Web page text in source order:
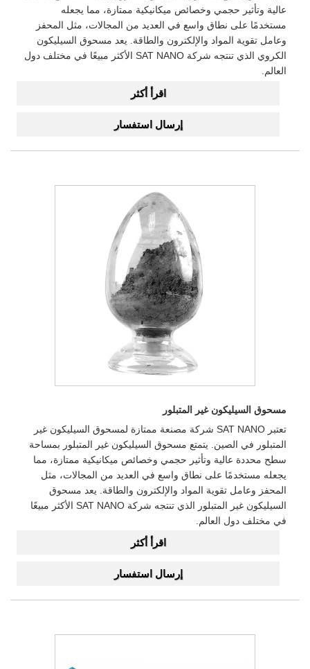
عالية وتأثير حجمي وخصائص ميكانيكية ممتازة، مما يجعله
مستخدمًا على نطاق واسع في العديد من المجالات، مثل المحفز
وعامل تقوية المواد والإلكترون والطاقة. يعد مسحوق السيليكون
الكروي الذي تنتجه شركة SAT NANO الأكثر مبيعًا في مختلف دول
العالم.
اقرأ أكثر
إرسال استفسار
مسحوق السيليكون غير المتبلور
تعتبر SAT NANO شركة مصنعة ممتازة لمسحوق السيليكون غير
المتبلور في الصين. يتمتع مسحوق السيليكون غير المتبلور بمساحة
سطح محددة عالية وتأثير حجمي وخصائص ميكانيكية ممتازة، مما
يجعله مستخدمًا على نطاق واسع في العديد من المجالات، مثل
المحفز وعامل تقوية المواد والإلكترون والطاقة. يعد مسحوق
السيليكون غير المتبلور الذي تنتجه شركة SAT NANO الأكثر مبيعًا
في مختلف دول العالم.
اقرأ أكثر
إرسال استفسار